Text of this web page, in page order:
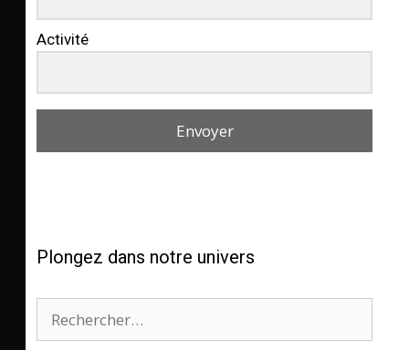
Activité
Envoyer
Plongez dans notre univers